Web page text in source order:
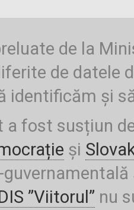
de la
de datele
identificăm și
a fost susțiun
și
”Viitorul” nu